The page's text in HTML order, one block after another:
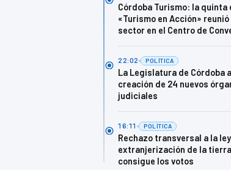
Córdoba Turismo: la quinta
«Turismo en Acción»
sector en el Centro de
22:02 POLÍTICA
La Legislatura de Córdoba
creación de 24 nuevos
judiciales
16:11 POLÍTICA
Rechazo transversal a la
extranjerización de la
consigue los votos